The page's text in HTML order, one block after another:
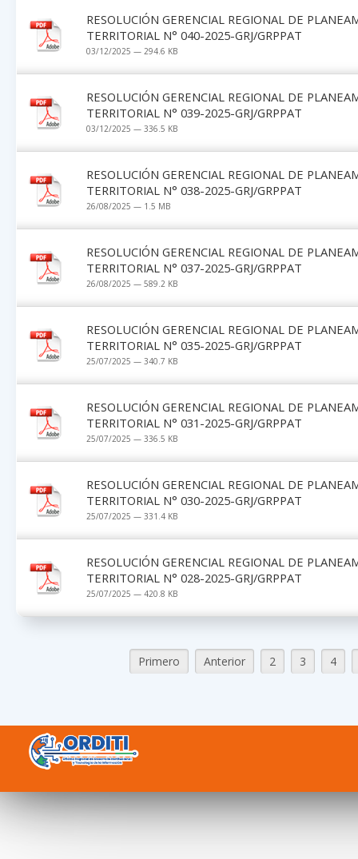
RESOLUCIÓN GERENCIAL REGIONAL DE
TERRITORIAL N° 040-2025-GRJ/GRPPAT
03/12/2025 — 294.6 KB
RESOLUCIÓN GERENCIAL REGIONAL DE
TERRITORIAL N° 039-2025-GRJ/GRPPAT
03/12/2025 — 336.5 KB
RESOLUCIÓN GERENCIAL REGIONAL DE
TERRITORIAL N° 038-2025-GRJ/GRPPAT
26/08/2025 — 1.5 MB
RESOLUCIÓN GERENCIAL REGIONAL DE
TERRITORIAL N° 037-2025-GRJ/GRPPAT
26/08/2025 — 589.2 KB
RESOLUCIÓN GERENCIAL REGIONAL DE
TERRITORIAL N° 035-2025-GRJ/GRPPAT
25/07/2025 — 340.7 KB
RESOLUCIÓN GERENCIAL REGIONAL DE
TERRITORIAL N° 031-2025-GRJ/GRPPAT
25/07/2025 — 336.5 KB
RESOLUCIÓN GERENCIAL REGIONAL DE
TERRITORIAL N° 030-2025-GRJ/GRPPAT
25/07/2025 — 331.4 KB
RESOLUCIÓN GERENCIAL REGIONAL DE
TERRITORIAL N° 028-2025-GRJ/GRPPAT
25/07/2025 — 420.8 KB
Primero Anterior 2 3 4